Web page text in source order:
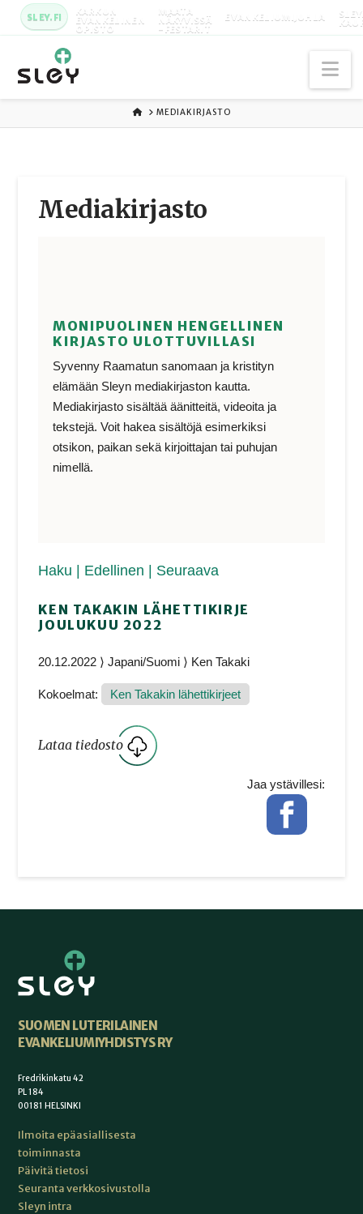
SLEY.FI KARKUN
EVANKELINEN
OPISTO
MAATA
NÄKYVISSÄ
-FESTARIT
EVANKELIUMIJUHLA
ETUSIVU
MEDIAKIRJASTO
Media­kirjasto
MONIPUOLINEN HENGELLINEN
KIRJASTO ULOTTUVILLASI
Syvenny Raamatun sanomaan ja kristityn
elämään Sleyn mediakirjaston kautta.
Mediakirjasto sisältää äänitteitä, videoita ja
tekstejä. Voit hakea sisältöjä esimerkiksi
otsikon, paikan sekä kirjoittajan tai puhujan
nimellä.
Haku | Edellinen | Seuraava
KEN TAKAKIN LÄHETTIKIRJE
JOULUKUU 2022
20.12.2022 ⟩ Japani/Suomi ⟩ Ken Takaki
Kokoelmat: Ken Takakin lähettikirjeet
Lataa tiedosto
Jaa ystävillesi:
Facebook
SUOMEN LUTERILAINEN
EVANKELIUMIYHDISTYS RY
Fredrikinkatu 42
PL 184
00181 HELSINKI
Ilmoita epäasiallisesta
toiminnasta
Päivitä tietosi
Seuranta verkkosivustolla
Sleyn intra